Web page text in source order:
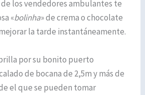
los vendedores ambulantes te
«bolinha» de crema o chocolate
la tarde instantáneamente.
por su bonito puerto
de bocana de 2,5m y más de
el que se pueden tomar